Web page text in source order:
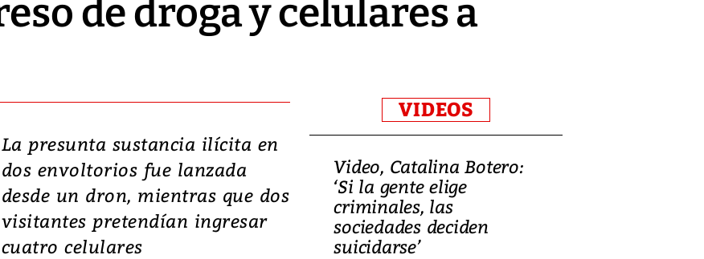
de droga y celulares a
La presunta sustancia ilícita en
dos envoltorios fue lanzada
desde un dron, mientras que dos
visitantes pretendían ingresar
cuatro celulares
VIDEOS
Video, Japón: Terremoto
deja heridos y graves
daños en Kumamoto
Video, Catalina Botero:
‘Si la gente elige
criminales, las
sociedades deciden
suicidarse’